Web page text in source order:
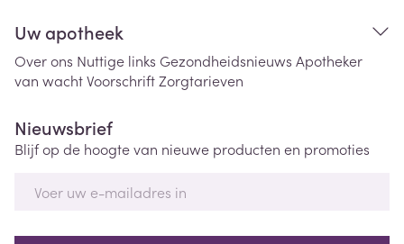
Uw apotheek
Over ons Nuttige links Gezondheidsnieuws Apotheker
van wachtVoorschriftZorgtarieven
Nieuwsbrief
Blijf op de hoogte van nieuwe producten en promoties